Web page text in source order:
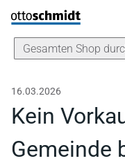
Direkt zum Inhalt
16.03.2026
Kein
Gemeinde